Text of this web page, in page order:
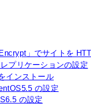
」でサイトを
プリケーションの設定
インストール
の設定
の設定